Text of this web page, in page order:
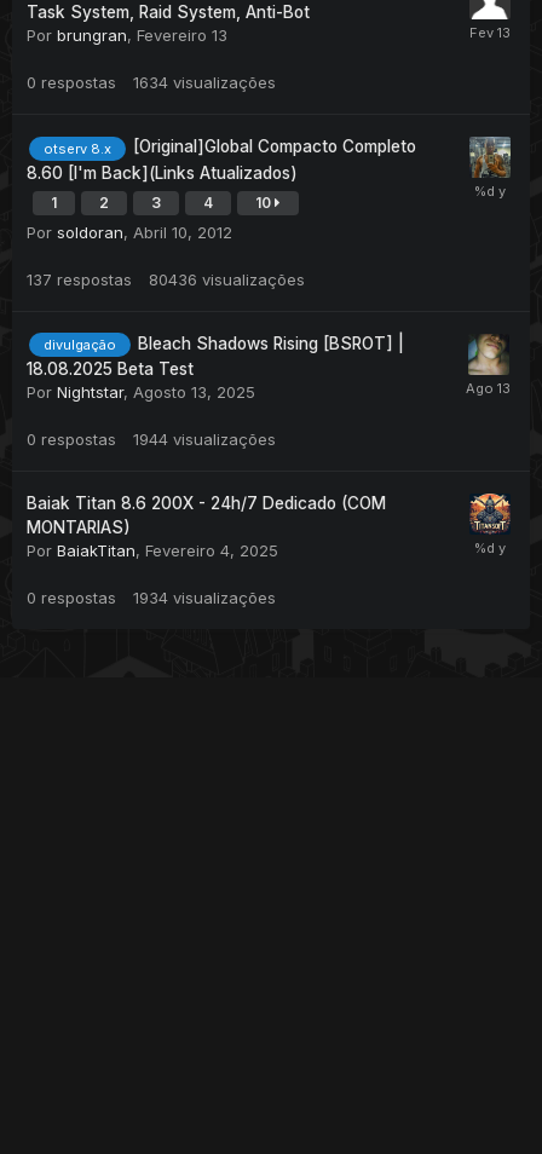
Task System, Raid System, Anti-Bot
Por brungran, Fevereiro 13
0 respostas 1634 visualizações
otserv 8.x
[Original]Global Compacto Completo
8.60 [I'm Back](Links Atualizados)
1 2 3 4 10
Por soldoran, Abril 10, 2012
137 respostas 80436 visualizações
divulgação
Bleach Shadows Rising [BSROT] |
18.08.2025 Beta Test
Por Nightstar, Agosto 13, 2025
0 respostas 1944 visualizações
Baiak Titan 8.6 200X - 24h/7 Dedicado (COM
MONTARIAS)
Por BaiakTitan, Fevereiro 4, 2025
0 respostas 1934 visualizações